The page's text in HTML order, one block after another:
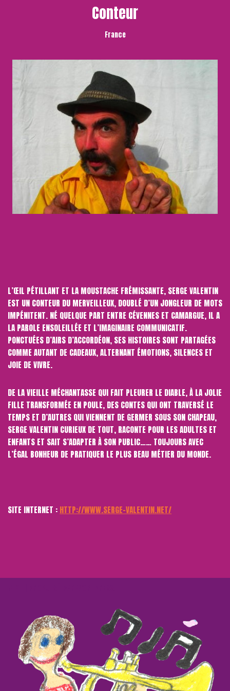
Conteur
France
L’ŒIL PÉTILLANT ET LA MOUSTACHE FRÉMISSANTE, SERGE VALENTIN
EST UN CONTEUR DU MERVEILLEUX, DOUBLÉ D’UN JONGLEUR DE MOTS
IMPÉNITENT. NÉ QUELQUE PART ENTRE CÉVENNES ET CAMARGUE, IL A
LA PAROLE ENSOLEILLÉE ET L’IMAGINAIRE COMMUNICATIF.
PONCTUÉES D’AIRS D’ACCORDÉON, SES HISTOIRES SONT PARTAGÉES
COMME AUTANT DE CADEAUX, ALTERNANT ÉMOTIONS, SILENCES ET
JOIE DE VIVRE.
DE LA VIEILLE MÉCHANTASSE QUI FAIT PLEURER LE DIABLE, À LA JOLIE
FILLE TRANSFORMÉE EN POULE, DES CONTES QUI ONT TRAVERSÉ LE
TEMPS ET D’AUTRES QUI VIENNENT DE GERMER SOUS SON CHAPEAU,
SERGE VALENTIN CURIEUX DE TOUT, RACONTE POUR LES ADULTES ET
ENFANTS ET SAIT S’ADAPTER À SON PUBLIC…… TOUJOURS AVEC
L’ÉGAL BONHEUR DE PRATIQUER LE PLUS BEAU MÉTIER DU MONDE.
SITE INTERNET : HTTP://WWW.SERGE-VALENTIN.NET/